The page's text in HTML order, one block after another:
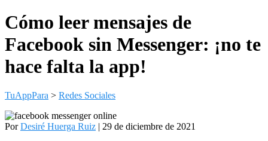
Cómo leer mensajes de
Facebook sin Messenger: ¡no te
hace falta la app!
TuAppPara > Redes Sociales
PorDesiré Huerga Ruiz | 29 de diciembre de 2021